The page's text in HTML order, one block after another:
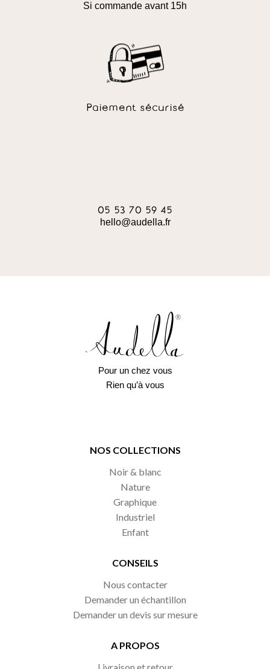
Si commande avant 15h
Paiement sécurisé
05 53 70 59 45
hello@audella.fr
Pour un chez vous
Rien qu’à vous
NOS COLLECTIONS
Noir & blanc
Nature
Graphique
Industriel
Enfant
CONSEILS
Nous contacter
Demander un échantillon
Demander un devis sur mesure
A PROPOS